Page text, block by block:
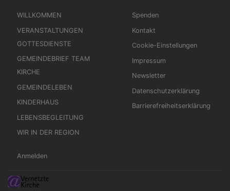
Hauptnavigation
WILLKOMMEN
VERANSTALTUNGEN
GOTTESDIENSTE
GEMEINDEBRIEF TEAM
KIRCHE
GEMEINDELEBEN
KINDERHAUS
LEBENSBEGLEITUNG
WIR IN DER REGION
Fußbereichsmenü
Spenden
Kontakt
Cookie-Einstellungen
Impressum
Newsletter
Datenschutzerklärung
Barrierefreiheitserklärung
Benutzermenü
Anmelden